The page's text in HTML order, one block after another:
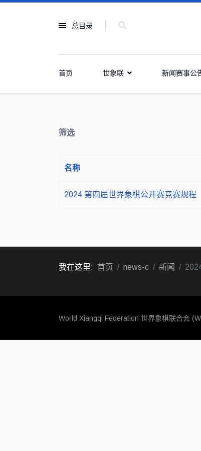
总目录
首页 世象联 新闻赛事公
筛选
名称
2024 第四届世界象棋公开赛竞赛规程
我在这里: 首页 news-c 新闻
World Xiangqi Federation 世界象棋联合会